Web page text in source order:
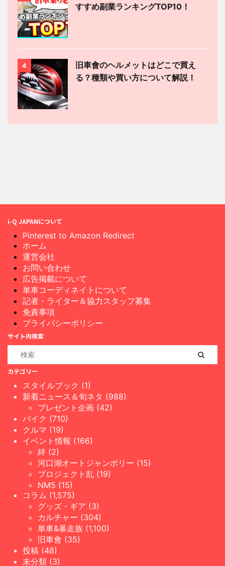
すすめ副業ランキングTOP10！
4
旧車會のヘルメットはどこで買え
る？種類や買い方について解説！
i-Q JAPANについて
Pinterest to Amazon Redirect
ホーム
運営会社
お問い合わせ
広告掲載について
単車コーディネイトについて
記者・ライター＆協力スタッフ募集
免責事項
プライバシーポリシー
サイト内検索
カテゴリー
スタイルブック (1)
新着ニュース＆旬ネタ (988)
プレゼント企画 (42)
バイク (710)
クルマ (19)
イベント情報 (166)
絆 (2)
河口湖オートジャンボリー (15)
プロジェクト乱 (19)
NM5 (15)
コラム (1,575)
グッズ・ギア (3)
カルチャー (304)
単車&暴走族 (1,100)
旧車會 (35)
投稿 (48)
未分類 (3)